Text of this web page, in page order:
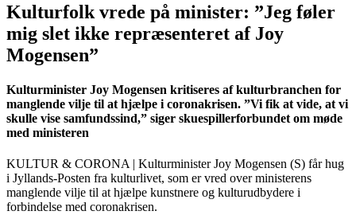
Kulturfolk vrede på minister: ”Jeg føler
mig slet ikke repræsenteret af Joy
Mogensen”
Kulturminister Joy Mogensen kritiseres af kulturbranchen for
manglende vilje til at hjælpe i coronakrisen. ”Vi fik at vide, at vi
skulle vise samfundssind,” siger skuespillerforbundet om møde
med ministeren
KULTUR & CORONA | Kulturminister Joy Mogensen (S) får hug
i Jyllands-Posten fra kulturlivet, som er vred over ministerens
manglende vilje til at hjælpe kunstnere og kulturudbydere i
forbindelse med coronakrisen.